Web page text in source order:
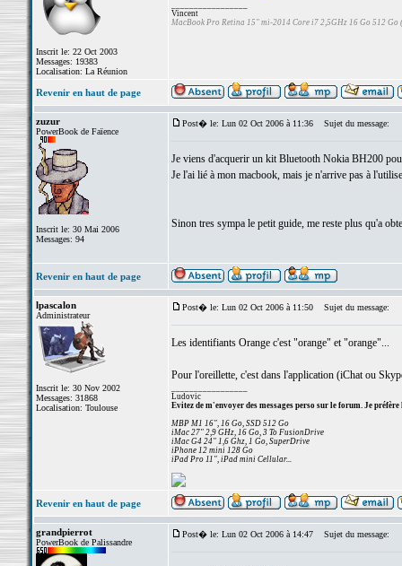
Inscrit le: 22 Oct 2003
Messages: 19383
Localisation: La Réunion
Vincent
MacBook Pro Retina 15" mi-2014 Core i7 2,5GHz 16 Go 512 Go
Revenir en haut de page
zuzur
PowerBook de Faïence
Inscrit le: 30 Mai 2006
Messages: 94
Post� le: Lun 02 Oct 2006 à 11:36 Sujet du message:
Je viens d'acquerir un kit Bluetooth Nokia BH200
Je l'ai lié à mon macbook, mais je n'arrive pas à
Sinon tres sympa le petit guide, me reste plus qu'a
Revenir en haut de page
lpascalon
Administrateur
Inscrit le: 30 Nov 2002
Messages: 31868
Localisation: Toulouse
Post� le: Lun 02 Oct 2006 à 11:50 Sujet du message:
Les identifiants Orange c'est "orange" et "orange"...
Pour l'oreillette, c'est dans l'application (iChat ou
Ludovic
Evitez de m'envoyer des messages perso sur le forum. Je préfère
MBP M1 16", 16 Go, SSD 512 Go
iMac 27" 2,9 GHz, 16 Go, 3 To FusionDrive
iMac G4 24" 1,6 Ghz, 1 Go, SuperDrive
iPhone 12 mini 128 Go
iPad Pro 11", iPad mini Cellular...
Revenir en haut de page
grandpierrot
PowerBook de Palissandre
Post� le: Lun 02 Oct 2006 à 14:47 Sujet du message: